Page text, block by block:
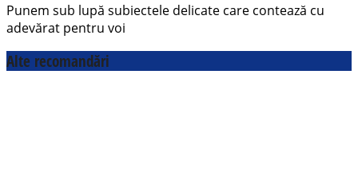
Punem sub lupă subiectele delicate care contează cu
adevărat pentru voi
Alte recomandări